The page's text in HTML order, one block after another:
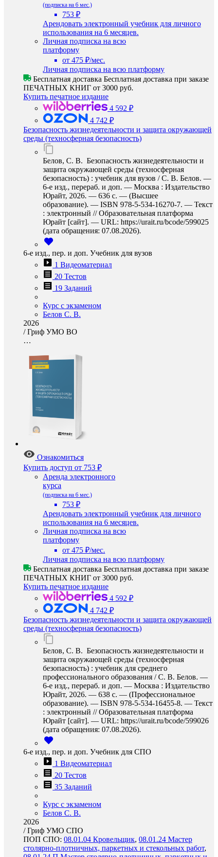
(подписка на 6 мес.)
753 ₽
Арендовать электронный учебник для личного
использования на 6 месяцев.
Личная подписка на всю
платформу
от 475 ₽/мес.
Личная подписка на всю платформу
Бесплатная доставка Бесплатная доставка при заказе
ПЕЧАТНЫХ КНИГ от 3000 руб.
Купить печатное издание
4 592 ₽
4 742 ₽
Безопасность жизнедеятельности и защита окружающей
среды (техносферная безопасность)
Белов, С. В. Безопасность жизнедеятельности и
защита окружающей среды (техносферная
безопасность) : учебник для вузов / С. В. Белов. —
6-е изд., перераб. и доп. — Москва : Издательство
Юрайт, 2026. — 636 с. — (Высшее
образование). — ISBN 978-5-534-16270-7. — Текст
: электронный // Образовательная платформа
Юрайт [сайт]. — URL: https://urait.ru/bcode/599025
(дата обращения: 07.08.2026).
6-е изд., пер. и доп. Учебник для вузов
1 Видеоматериал
20 Тестов
19 Заданий
Курс с экзаменом
Белов С. В.
2026
/Гриф УМО ВО
…
Ознакомиться
Купить доступ от 753 ₽
Аренда электронного
курса
(подписка на 6 мес.)
753 ₽
Арендовать электронный учебник для личного
использования на 6 месяцев.
Личная подписка на всю
платформу
от 475 ₽/мес.
Личная подписка на всю платформу
Бесплатная доставка Бесплатная доставка при заказе
ПЕЧАТНЫХ КНИГ от 3000 руб.
Купить печатное издание
4 592 ₽
4 742 ₽
Безопасность жизнедеятельности и защита окружающей
среды (техносферная безопасность)
Белов, С. В. Безопасность жизнедеятельности и
защита окружающей среды (техносферная
безопасность) : учебник для среднего
профессионального образования / С. В. Белов. —
6-е изд., перераб. и доп. — Москва : Издательство
Юрайт, 2026. — 638 с. — (Профессиональное
образование). — ISBN 978-5-534-16455-8. — Текст
: электронный // Образовательная платформа
Юрайт [сайт]. — URL: https://urait.ru/bcode/599026
(дата обращения: 07.08.2026).
6-е изд., пер. и доп. Учебник для СПО
1 Видеоматериал
20 Тестов
35 Заданий
Курс с экзаменом
Белов С. В.
2026
/Гриф УМО СПО
ПОП СПО: 08.01.04 Кровельщик, 08.01.24 Мастер
столярно-плотничных, паркетных и стекольных работ,